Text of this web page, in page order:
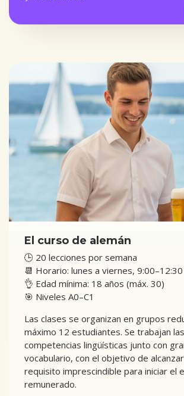
El curso de alemán
🕒 20 lecciones por semana
📆 Horario: lunes a viernes, 9:00–12:30
👌 Edad mínima: 18 años (máx. 30)
🎯 Niveles A0–C1
Las clases se organizan en grupos
máximo 12 estudiantes. Se trabajan
competencias lingüísticas junto con
vocabulario, con el objetivo de
requisito imprescindible para iniciar el
remunerado.